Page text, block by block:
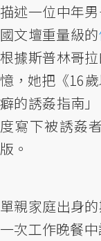
描述一位中年
國文壇重量級的
根據斯普林哥
憶，她把《16
癖的誘姦指南
度寫下被誘姦
版。
單親家庭出身
一次工作晚餐